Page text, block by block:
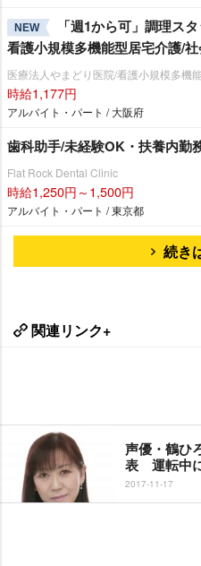
NEW
「週1から可」調理ス
看護小規模多機能型居宅介護/
医療法人やまどり医院/看護小規模多機
時給1,177円
アルバイト・パート / 大阪府
歯科助手/未経験OK・扶養内勤
Flat Rock Dental Clinic
時給1,250円～1,500円
アルバイト・パート / 東京都
続き
関連リンク+
声優・鶴ひ
表 運転中
2017-11-17